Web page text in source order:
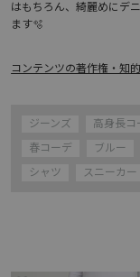
はもちろん、綺麗めにデ
ます🫧
コンテンツの著作権・知
ジーンズ 高身長コ
春コーデ ブルー
シャツ スニーカー